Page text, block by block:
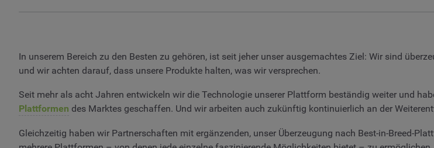
In unserem Bereich zu den Besten zu gehören, ist seit jeher unser ausgemachtes Ziel: Wir sind
und wir achten darauf, dass unsere Produkte halten, was wir versprechen.
Seit mehr als acht Jahren entwickeln wir die Technologie unserer Plattform beständig weiter und
Plattformen des Marktes geschaffen. Und wir arbeiten auch zukünftig kontinuierlich an der
Gleichzeitig haben wir Partnerschaften mit ergänzenden, unser Überzeugung nach Best-in-Breed-